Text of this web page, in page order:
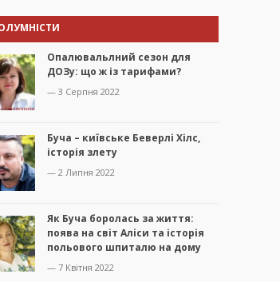
Опалювальлний сезон для
ДОЗу: що ж із тарифами?
— 3 Серпня 2022
Буча – київське Беверлі Хілс,
історія злету
— 2 Липня 2022
Як Буча боролась за життя:
поява на світ Аліси та історія
польового шпиталю на дому
— 7 Квітня 2022